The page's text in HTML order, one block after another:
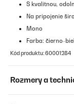
S kvalitnou,
Na pripojenie
Mono
Farba: čierno-
Kód produktu: 60001284
Rozmery a